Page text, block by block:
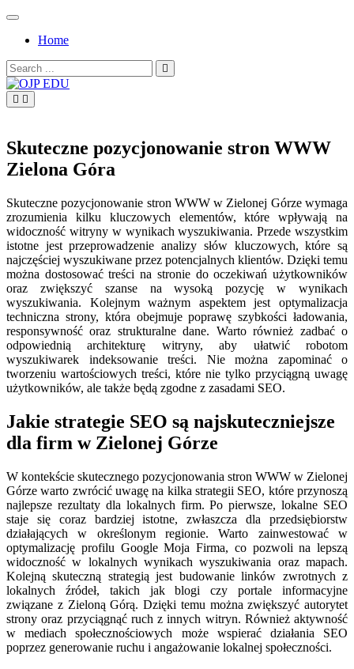
Skip
contentHome
Search
for:
Skuteczne pozycjonowanie stron WWW
Zielona Góra
Skuteczne pozycjonowanie stron WWW w Zielonej Górze wymaga
zrozumienia kilku kluczowych elementów, które wpływają na
widoczność witryny w wynikach wyszukiwania. Przede wszystkim
istotne jest przeprowadzenie analizy słów kluczowych, które są
najczęściej wyszukiwane przez potencjalnych klientów. Dzięki temu
można dostosować treści na stronie do oczekiwań użytkowników
oraz zwiększyć szanse na wysoką pozycję w wynikach
wyszukiwania. Kolejnym ważnym aspektem jest optymalizacja
techniczna strony, która obejmuje poprawę szybkości ładowania,
responsywność oraz strukturalne dane. Warto również zadbać o
odpowiednią architekturę witryny, aby ułatwić robotom
wyszukiwarek indeksowanie treści. Nie można zapominać o
tworzeniu wartościowych treści, które nie tylko przyciągną uwagę
użytkowników, ale także będą zgodne z zasadami SEO.
Jakie strategie SEO są najskuteczniejsze
dla firm w Zielonej Górze
W kontekście skutecznego pozycjonowania stron WWW w Zielonej
Górze warto zwrócić uwagę na kilka strategii SEO, które przynoszą
najlepsze rezultaty dla lokalnych firm. Po pierwsze, lokalne SEO
staje się coraz bardziej istotne, zwłaszcza dla przedsiębiorstw
działających w określonym regionie. Warto zainwestować w
optymalizację profilu Google Moja Firma, co pozwoli na lepszą
widoczność w lokalnych wynikach wyszukiwania oraz mapach.
Kolejną skuteczną strategią jest budowanie linków zwrotnych z
lokalnych źródeł, takich jak blogi czy portale informacyjne
związane z Zieloną Górą. Dzięki temu można zwiększyć autorytet
strony oraz przyciągnąć ruch z innych witryn. Również aktywność
w mediach społecznościowych może wspierać działania SEO
poprzez generowanie ruchu i angażowanie lokalnej społeczności.